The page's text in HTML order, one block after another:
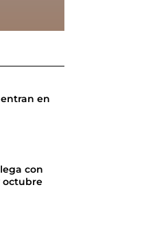
en
con
octubre